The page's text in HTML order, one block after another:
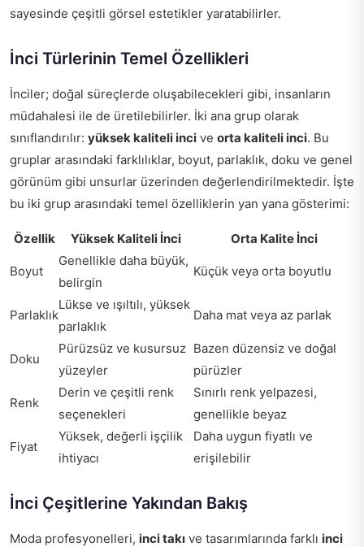
sayesinde çeşitli görsel estetikler yaratabilirler.
İnci Türlerinin Temel Özellikleri
İnciler; doğal süreçlerde oluşabilecekleri gibi, insanların
müdahalesi ile de üretilebilirler. İki ana grup olarak
sınıflandırılır: yüksek kaliteli inci ve orta kaliteli inci. Bu
gruplar arasındaki farklılıklar, boyut, parlaklık, doku ve genel
görünüm gibi unsurlar üzerinden değerlendirilmektedir. İşte
bu iki grup arasındaki temel özelliklerin yan yana gösterimi:
Özellik Yüksek Kaliteli İnci Orta Kalite İnci
Boyut
Genellikle daha büyük,
belirgin
Küçük veya orta boyutlu
Parlaklık
Lükse ve ışıltılı, yüksek
parlaklık
Daha mat veya az parlak
Doku
Pürüzsüz ve kusursuz
yüzeyler
Bazen düzensiz ve doğal
pürüzler
Renk
Derin ve çeşitli renk
seçenekleri
Sınırlı renk yelpazesi,
genellikle beyaz
Fiyat
Yüksek, değerli işçilik
ihtiyacı
Daha uygun fiyatlı ve
erişilebilir
İnci Çeşitlerine Yakından Bakış
Moda profesyonelleri, inci takı ve tasarımlarında farklı inci